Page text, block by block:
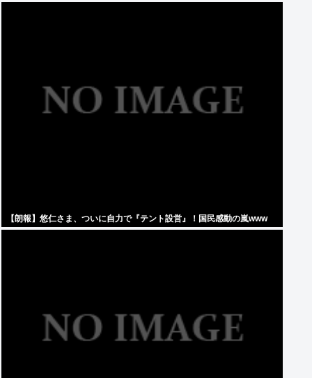
【朗報】悠仁さま、ついに自力で『テント設営』！国民感動の嵐www